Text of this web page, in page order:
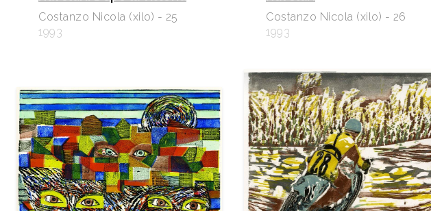
Costanzo Nicola (xilo) - 25
1993
Costanzo Nicola (xilo) - 26
1993